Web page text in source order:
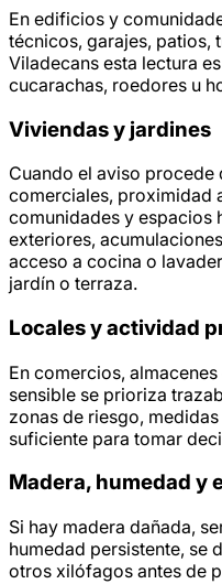
En edificios y
técnicos, garajes, patios,
Viladecans esta lectura
cucarachas, roedores u
Viviendas y jardines
Cuando el aviso procede
comerciales, proximidad
comunidades y espacios
exteriores,
acceso a cocina o
jardín o terraza.
Locales y actividad
En comercios,
sensible se prioriza
zonas de riesgo,
suficiente para tomar
Madera, humedad y
Si hay madera dañada,
humedad persistente, se
otros xilófagos antes de